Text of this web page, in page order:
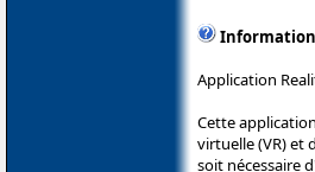
Application
Cette
virtuelle (VR) et
soit nécessaire